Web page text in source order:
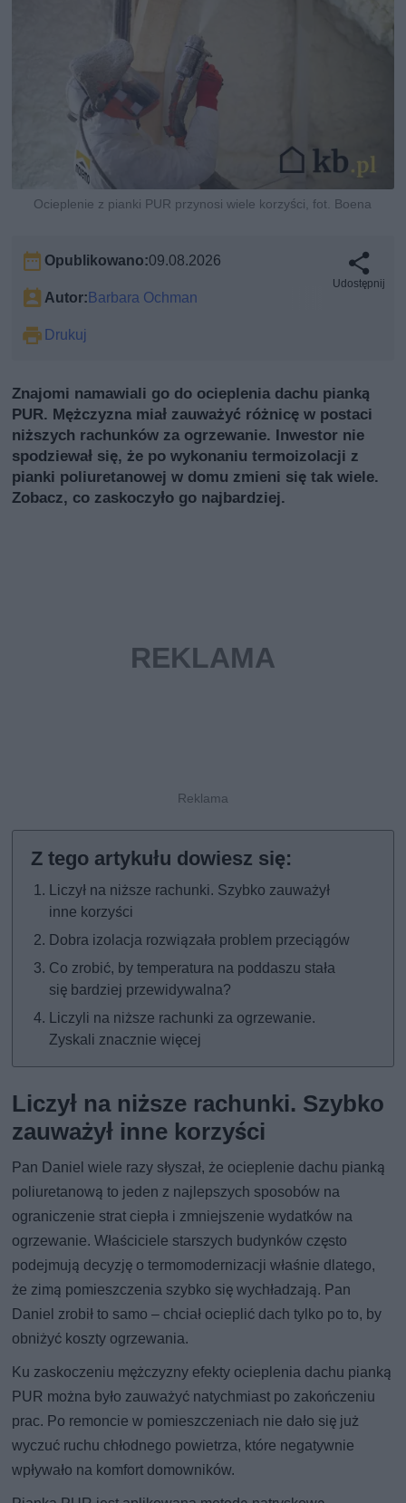
Ocieplenie z pianki PUR przynosi wiele korzyści, fot. Boena
Opublikowano:09.08.2026
Autor: Barbara Ochman
Drukuj
Udostępnij
Znajomi namawiali go do ocieplenia dachu pianką
PUR. Mężczyzna miał zauważyć różnicę w postaci
niższych rachunków za ogrzewanie. Inwestor nie
spodziewał się, że po wykonaniu termoizolacji z
pianki poliuretanowej w domu zmieni się tak wiele.
Zobacz, co zaskoczyło go najbardziej.
Liczył na niższe rachunki. Szybko zauważył
inne korzyści
Dobra izolacja rozwiązała problem przeciągów
Co zrobić, by temperatura na poddaszu stała
się bardziej przewidywalna?
Liczyli na niższe rachunki za ogrzewanie.
Zyskali znacznie więcej
Liczył na niższe rachunki. Szybko
zauważył inne korzyści
Pan Daniel wiele razy słyszał, że ocieplenie dachu pianką
poliuretanową to jeden z najlepszych sposobów na
ograniczenie strat ciepła i zmniejszenie wydatków na
ogrzewanie. Właściciele starszych budynków często
podejmują decyzję o termomodernizacji właśnie dlatego,
że zimą pomieszczenia szybko się wychładzają. Pan
Daniel zrobił to samo – chciał ocieplić dach tylko po to, by
obniżyć koszty ogrzewania.
Ku zaskoczeniu mężczyzny efekty ocieplenia dachu pianką
PUR można było zauważyć natychmiast po zakończeniu
prac. Po remoncie w pomieszczeniach nie dało się już
wyczuć ruchu chłodnego powietrza, które negatywnie
wpływało na komfort domowników.